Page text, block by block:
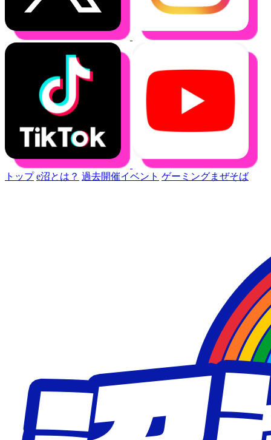
トップ e沼とは？ 過去開催イベント ゲーミングまぜそば